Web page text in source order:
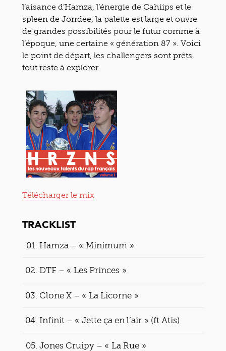
l’aisance d’Hamza, l’énergie de Cahiips et le
spleen de Jorrdee, la palette est large et ouvre
de grandes possibilités pour le futur comme à
l’époque, une certaine « génération 87 ». Voici
le point de départ, les challengers sont prêts,
tout reste à explorer.
Télécharger le mix
TRACKLIST
Hamza – « Minimum »
DTF – « Les Princes »
Clone X – « La Licorne »
Infinit – « Jette ça en l’air » (ft Atis)
Jones Cruipy – « La Rue »